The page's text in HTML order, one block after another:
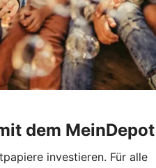
dem MeinDepot
investieren. Für alle